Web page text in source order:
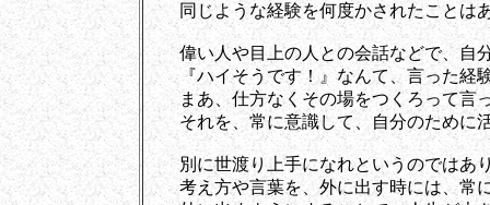
同じような経験を何度かされたことは
偉い人や目上の人との会話などで、自分
『ハイそうです！』なんて、言った経
まあ、仕方なくその場をつくろって言
それを、常に意識して、自分のために
別に世渡り上手になれというのではあ
考え方や言葉を、外に出す時には、常